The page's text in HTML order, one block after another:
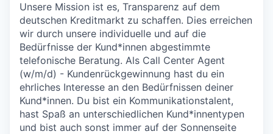
Unsere Mission ist es, Transparenz auf dem
deutschen Kreditmarkt zu schaffen. Dies erreichen
wir durch unsere individuelle und auf die
Bedürfnisse der Kund*innen abgestimmte
telefonische Beratung. Als Call Center Agent
(w/m/d) - Kundenrückgewinnung hast du ein
ehrliches Interesse an den Bedürfnissen deiner
Kund*innen. Du bist ein Kommunikationstalent,
hast Spaß an unterschiedlichen Kund*innentypen
und bist auch sonst immer auf der Sonnenseite